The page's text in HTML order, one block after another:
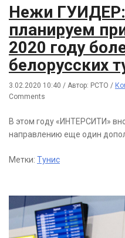
Нежи
планируем
2020 году
белорусских
3.02.2020 10:40 / Автор: РСТО /
Comments
В этом году «ИНТЕРСИТИ»
направлению еще один
Метки: Тунис